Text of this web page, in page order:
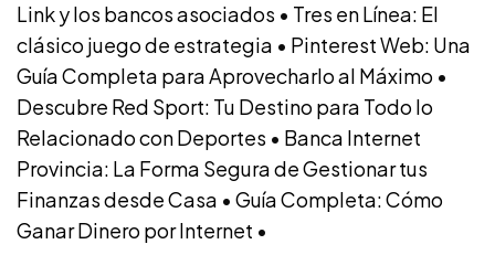
Link y los bancos asociados • Tres en Línea: El
clásico juego de estrategia • Pinterest Web: Una
Guía Completa para Aprovecharlo al Máximo •
Descubre Red Sport: Tu Destino para Todo lo
Relacionado con Deportes • Banca Internet
Provincia: La Forma Segura de Gestionar tus
Finanzas desde Casa • Guía Completa: Cómo
Ganar Dinero por Internet •